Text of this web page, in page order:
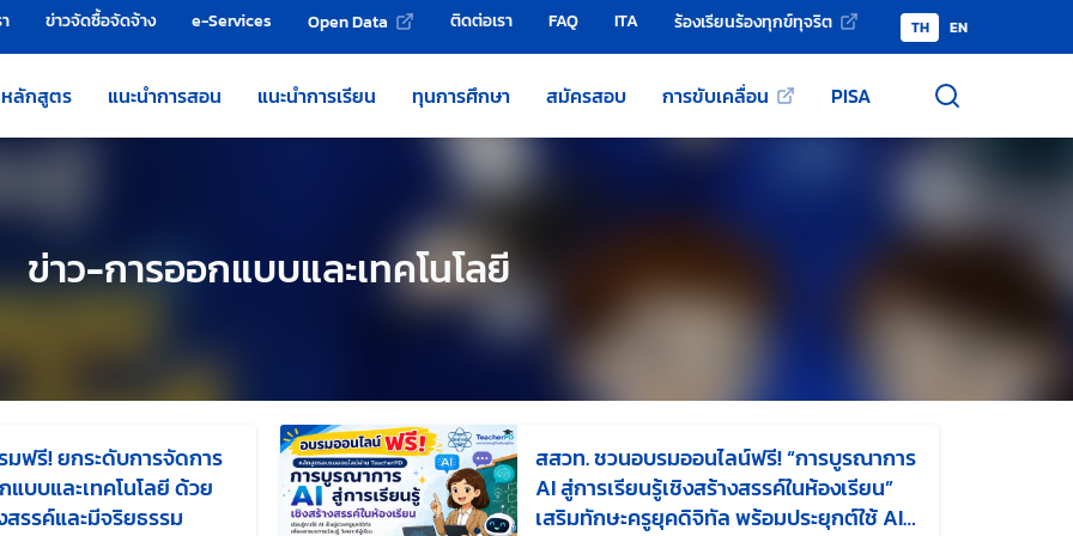
ข่าวจัดซื้อจัดจ้าง e-Services Open Data ติดต่อเรา FAQ ITA ร้องเรียนร้องทุกข์ทุจริต TH EN
หลักสูตร แนะนำการสอน แนะนำการเรียน ทุนการศึกษา สมัครสอบ การขับเคลื่อน PISA
ข่าว-การออกแบบและเทคโนโลยี
ฟรี! ยกระดับการจัดการ
แบบและเทคโนโลยี ด้วย
สรรค์และมีจริยธรรม
สสวท. ชวนอบรมออนไลน์ฟรี! “การบูรณาการ
AI สู่การเรียนรู้เชิงสร้างสรรค์ในห้องเรียน”
เสริมทักษะครูยุคดิจิทัล พร้อมประยุกต์ใช้ AI